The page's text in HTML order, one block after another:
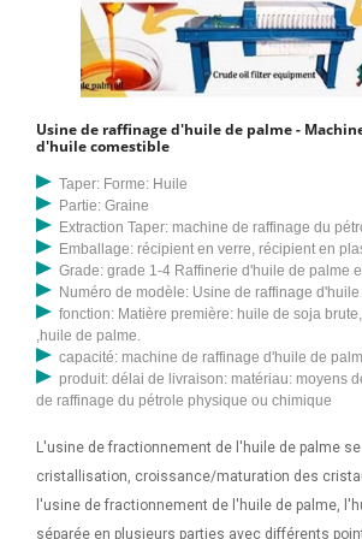
commerçants d'usines de production de pétrole
TONNES. 4000. 84KW / 112 CV. 6. 2400. L'USINE
TINYTECH CONVIENT À LA FOIS POUR L'HUILE
SÉPARÉES POUR L'HUILE COMESTIBLE ET NON
INSTALLATIONS. TOUS LES AUTRES
SÉPARÉS. Description du processus de l’usine de
comestible. Selon l'étude de marché actuelle, il
marché exige une huile comestible raffinée
caractéristiques telles qu'une saveur et une
clair, une couleur claire, une longue durée de
la friture car l'huile brute obtenue contient de
nocifs. comme les acides gras libres (FFA), les
Usine de raffinage d'huile de palme -
d'huile comestible
Taper: Forme: Huile
Partie: Graine
Extraction Taper: machine de raffinage du
Emballage: récipient en verre, récipient en
Grade: grade 1-4 Raffinerie d'huile de palme
Numéro de modèle: Usine de raffinage
fonction: Matière première: huile de soja
,huile de palme.
capacité: machine de raffinage d'huile de
produit: délai de livraison: matériau: moyens
de raffinage du pétrole physique ou chimique
L'usine de fractionnement de l'huile de palme
cristallisation, croissance/maturation des
l'usine de fractionnement de l'huile de palme,
séparée en plusieurs parties avec différents